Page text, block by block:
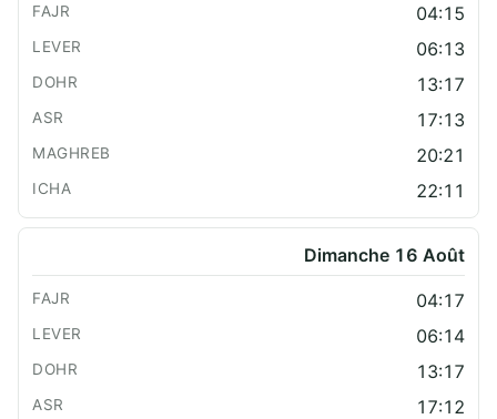
04:15
06:13
13:17
17:13
20:21
22:11
Dimanche 16 Août
04:17
06:14
13:17
17:12